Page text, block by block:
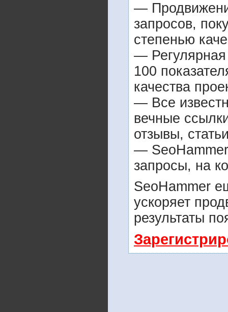
—
запросов,
степенью
— Регулярная
100
качества
— Все
вечные
отзывы,
— SeoHammer
запросы, на
SeoHammer
ускоряет
результаты